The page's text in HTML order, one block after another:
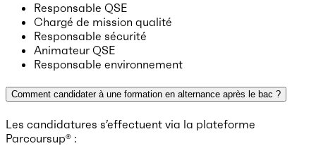
Responsable QSE
Chargé de mission qualité
Responsable sécurité
Animateur QSE
Responsable environnement
Comment candidater à une formation en alternance après le bac ?
Les candidatures s’effectuent via la plateforme
Parcoursup® :